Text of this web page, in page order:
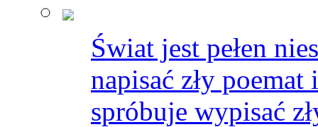
Świat jest pełen
napisać zły
spróbuje wypisać